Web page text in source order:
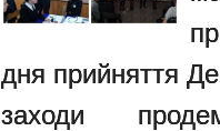
дня прийняття
заходи